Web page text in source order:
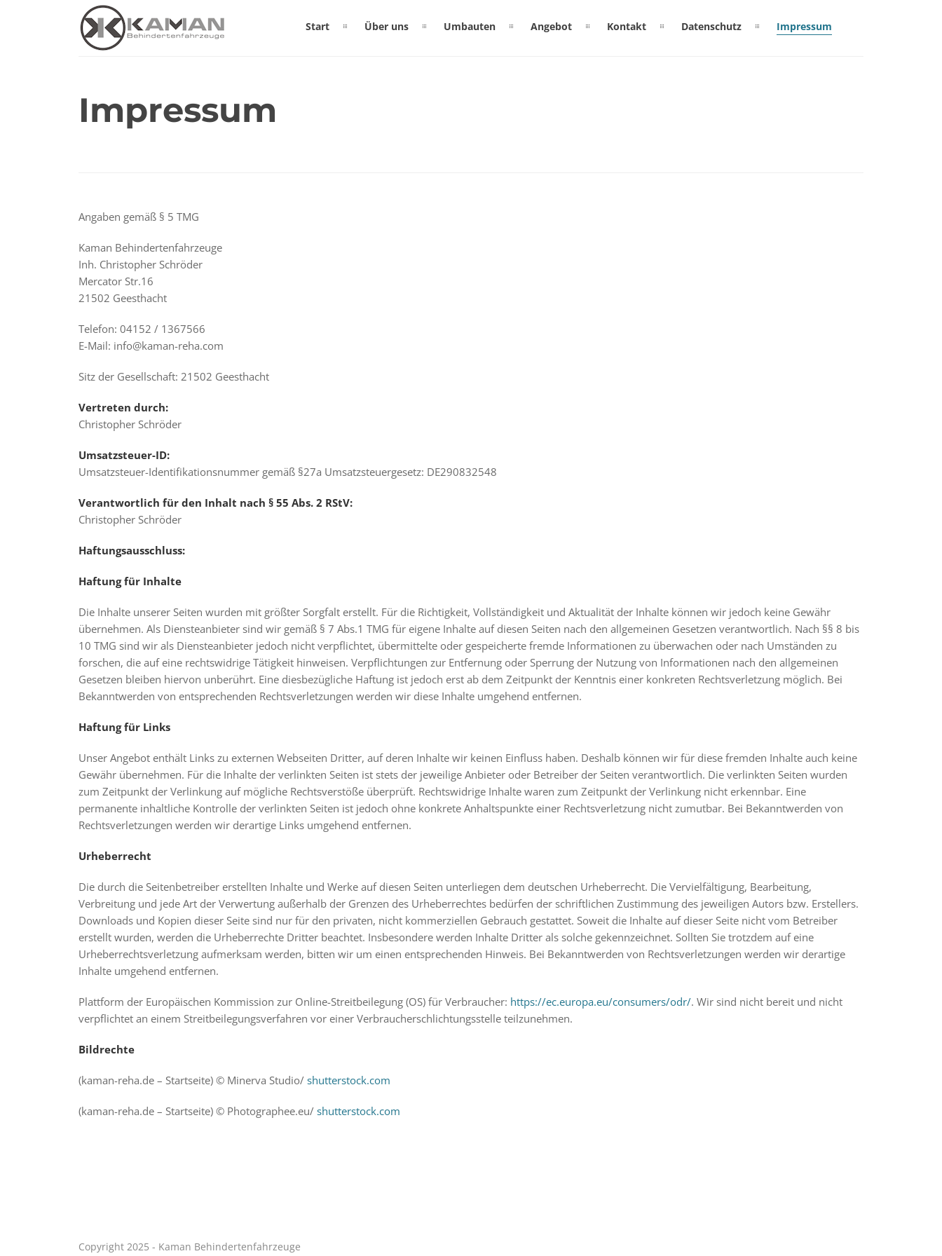
Start Über uns Umbauten Angebot Kontakt Datenschutz Impressum
Impressum
Angaben gemäß § 5 TMG
Kaman Behindertenfahrzeuge
Inh. Christopher Schröder
Mercator Str.16
21502 Geesthacht
Telefon: 04152 / 1367566
E-Mail: info@kaman-reha.com
Sitz der Gesellschaft: 21502 Geesthacht
Vertreten durch:
Christopher Schröder
Umsatzsteuer-ID:
Umsatzsteuer-Identifikationsnummer gemäß §27a Umsatzsteuergesetz: DE290832548
Verantwortlich für den Inhalt nach § 55 Abs. 2 RStV:
Christopher Schröder
Haftungsausschluss:
Haftung für Inhalte
Die Inhalte unserer Seiten wurden mit größter Sorgfalt erstellt. Für die Richtigkeit, Vollständigkeit und Aktualität der Inhalte können wir jedoch keine Gewähr
übernehmen. Als Diensteanbieter sind wir gemäß § 7 Abs.1 TMG für eigene Inhalte auf diesen Seiten nach den allgemeinen Gesetzen verantwortlich. Nach §§ 8 bis
10 TMG sind wir als Diensteanbieter jedoch nicht verpflichtet, übermittelte oder gespeicherte fremde Informationen zu überwachen oder nach Umständen zu
forschen, die auf eine rechtswidrige Tätigkeit hinweisen. Verpflichtungen zur Entfernung oder Sperrung der Nutzung von Informationen nach den allgemeinen
Gesetzen bleiben hiervon unberührt. Eine diesbezügliche Haftung ist jedoch erst ab dem Zeitpunkt der Kenntnis einer konkreten Rechtsverletzung möglich. Bei
Bekanntwerden von entsprechenden Rechtsverletzungen werden wir diese Inhalte umgehend entfernen.
Haftung für Links
Unser Angebot enthält Links zu externen Webseiten Dritter, auf deren Inhalte wir keinen Einfluss haben. Deshalb können wir für diese fremden Inhalte auch keine
Gewähr übernehmen. Für die Inhalte der verlinkten Seiten ist stets der jeweilige Anbieter oder Betreiber der Seiten verantwortlich. Die verlinkten Seiten wurden
zum Zeitpunkt der Verlinkung auf mögliche Rechtsverstöße überprüft. Rechtswidrige Inhalte waren zum Zeitpunkt der Verlinkung nicht erkennbar. Eine
permanente inhaltliche Kontrolle der verlinkten Seiten ist jedoch ohne konkrete Anhaltspunkte einer Rechtsverletzung nicht zumutbar. Bei Bekanntwerden von
Rechtsverletzungen werden wir derartige Links umgehend entfernen.
Urheberrecht
Die durch die Seitenbetreiber erstellten Inhalte und Werke auf diesen Seiten unterliegen dem deutschen Urheberrecht. Die Vervielfältigung, Bearbeitung,
Verbreitung und jede Art der Verwertung außerhalb der Grenzen des Urheberrechtes bedürfen der schriftlichen Zustimmung des jeweiligen Autors bzw. Erstellers.
Downloads und Kopien dieser Seite sind nur für den privaten, nicht kommerziellen Gebrauch gestattet. Soweit die Inhalte auf dieser Seite nicht vom Betreiber
erstellt wurden, werden die Urheberrechte Dritter beachtet. Insbesondere werden Inhalte Dritter als solche gekennzeichnet. Sollten Sie trotzdem auf eine
Urheberrechtsverletzung aufmerksam werden, bitten wir um einen entsprechenden Hinweis. Bei Bekanntwerden von Rechtsverletzungen werden wir derartige
Inhalte umgehend entfernen.
Plattform der Europäischen Kommission zur Online-Streitbeilegung (OS) für Verbraucher: https://ec.europa.eu/consumers/odr/. Wir sind nicht bereit und nicht
verpflichtet an einem Streitbeilegungsverfahren vor einer Verbraucherschlichtungsstelle teilzunehmen.
Bildrechte
(kaman-reha.de – Startseite) © Minerva Studio/ shutterstock.com
(kaman-reha.de – Startseite) © Photographee.eu/ shutterstock.com
Copyright 2025 - Kaman Behindertenfahrzeuge